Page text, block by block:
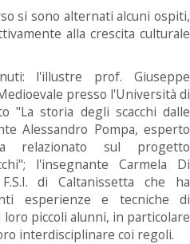
si sono alternati alcuni ospiti,
alla crescita culturale
l'illustre prof. Giuseppe
presso l'Università di
"La storia degli scacchi dalle
Alessandro Pompa, esperto
relazionato sul progetto
l'insegnante Carmela Di
di Caltanissetta che ha
esperienze e tecniche di
piccoli alunni, in particolare
interdisciplinare coi regoli.